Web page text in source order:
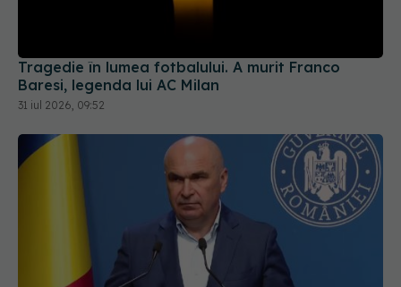
31 iul 2026, 09:52